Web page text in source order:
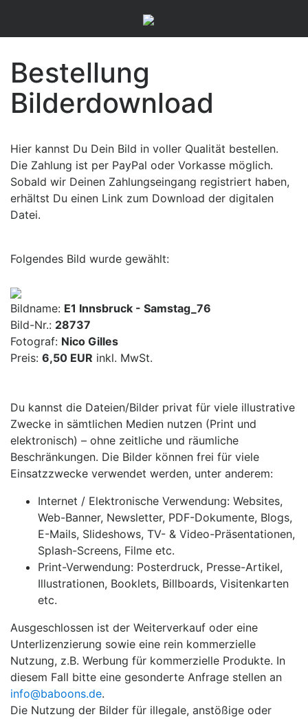
Bestellung
Bilderdownload
Hier kannst Du Dein Bild in voller Qualität bestellen.
Die Zahlung ist per PayPal oder Vorkasse möglich.
Sobald wir Deinen Zahlungseingang registriert haben,
erhältst Du einen Link zum Download der digitalen
Datei.
Folgendes Bild wurde gewählt:
Bildname: E1 Innsbruck - Samstag_76
Bild-Nr.: 28737
Fotograf: Nico Gilles
Preis: 6,50 EUR inkl. MwSt.
Du kannst die Dateien/Bilder privat für viele illustrative
Zwecke in sämtlichen Medien nutzen (Print und
elektronisch) – ohne zeitliche und räumliche
Beschränkungen. Die Bilder können frei für viele
Einsatzzwecke verwendet werden, unter anderem:
Internet / Elektronische Verwendung: Websites,
Web-Banner, Newsletter, PDF-Dokumente, Blogs,
E-Mails, Slideshows, TV- & Video-Präsentationen,
Splash-Screens, Filme etc.
Print-Verwendung: Posterdruck, Presse-Artikel,
Illustrationen, Booklets, Billboards, Visitenkarten
etc.
Ausgeschlossen ist der Weiterverkauf oder eine
Unterlizenzierung sowie eine rein kommerzielle
Nutzung, z.B. Werbung für kommerzielle Produkte. In
diesem Fall bitte eine gesonderte Anfrage stellen an
info@baboons.de.
Die Nutzung der Bilder für illegale, anstößige oder